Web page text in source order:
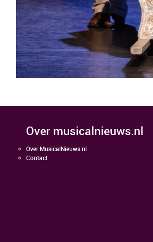
over musicalnieuws.nl
Over MusicalNieuws.nl
Contact